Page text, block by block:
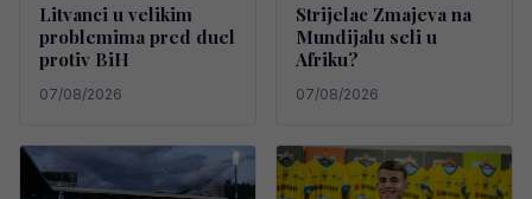
Litvanci u velikim
problemima pred duel
protiv BiH
07/08/2026
Strijelac Zmajeva na
Mundijalu seli u
Afriku?
07/08/2026